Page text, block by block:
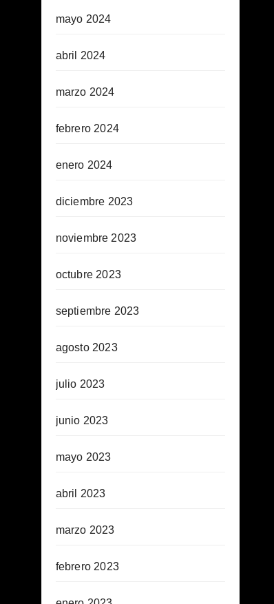
mayo 2024
abril 2024
marzo 2024
febrero 2024
enero 2024
diciembre 2023
noviembre 2023
octubre 2023
septiembre 2023
agosto 2023
julio 2023
junio 2023
mayo 2023
abril 2023
marzo 2023
febrero 2023